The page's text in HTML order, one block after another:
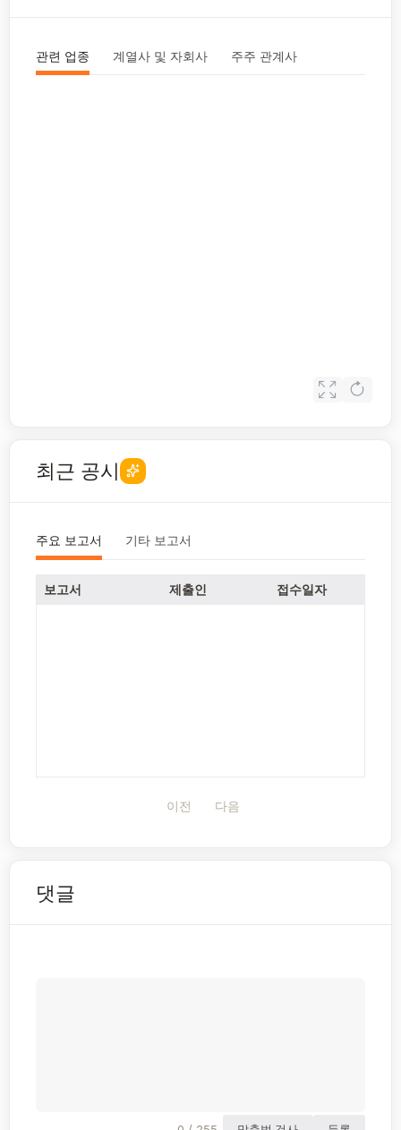
관련 업종 계열사 및 자회사 주주 관계사
최근 공시
주요 보고서 기타 보고서
보고서 제출인 접수일자
이전 다음
댓글